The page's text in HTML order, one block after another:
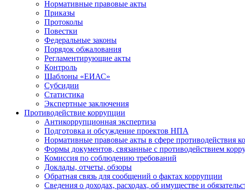
Нормативные правовые акты
Приказы
Протоколы
Повестки
Федеральные законы
Порядок обжалования
Регламентирующие акты
Контроль
Шаблоны «ЕИАС»
Субсидии
Статистика
Экспертные заключения
Противодействие коррупции
Антикоррупционная экспертиза
Подготовка и обсуждение проектов НПА
Нормативные правовые акты в сфере противодействия
Формы документов, связанные с противодействием
Комиссия по соблюдению требований
Доклады, отчеты, обзоры
Обратная связь для сообщений о фактах коррупции
Сведения о доходах, расходах, об имуществе и